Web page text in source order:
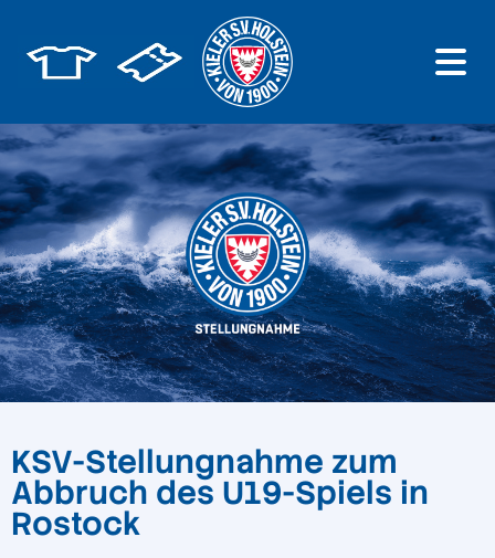
KSV-Stellungnahme zum
Abbruch des U19-Spiels in
Rostock